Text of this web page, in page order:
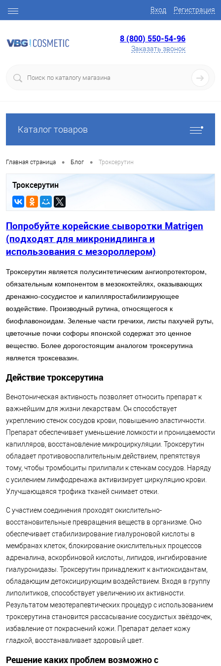
Вход Регистрация
8 (800) 550-54-96
Заказать звонок
Каталог товаров
Главная страница • Блог • Троксерутин
Троксерутин
Попробуйте корейские сыворотки Matrigen
(подходят для микронидлинга и
использования с мезороллером)
Троксерутин является полусинтетическим ангиопротектором,
обязательным компонентом в мезококтейлях, оказывающих
дренажно-сосудистое и капилляростабилизирующее
воздействие. Производный рутина, относящегося к
биофлавоноидам. Зеленые части гречихи, листы пахучей руты,
цветочные почки софоры японской содержат это ценное
вещество. Более дорогостоящим аналогом троксерутина
является троксевазин.
Действие троксерутина
Венотоническая активность позволяет относить препарат к
важнейшим для жизни лекарствам. Он способствует
укреплению стенок сосудов крови, повышению эластичности.
Препарат обеспечивает уменьшение ломкости и проницаемости
капилляров, восстановление микроциркуляции. Троксерутин
обладает противовоспалительным действием, препятствуя
тому, чтобы тромбоциты прилипали к стенкам сосудов. Наряду
с усилением лимфодренажа активизирует циркуляцию крови.
Улучшающаяся трофика тканей снимает отеки.
С участием соединения проходят окислительно-
восстановительные превращения веществ в организме. Оно
обеспечивает стабилизирование гиалуроновой кислоты в
мембранах клеток, блокирование окислительных процессов
адреналина, аскорбиновой кислоты, липидов, ингибирование
гиалуронидазы. Троксерутин принадлежит к антиоксидантам,
обладающим детоксицирующим воздействием. Входя в группу
липолитиков, способствует увеличению их активности.
Результатом мезотерапевтических процедур с использованием
троксерутина становится рассасывание сосудистых звёздочек,
избавление от покраснений кожи. Препарат делает кожу
гладкой, восстанавливает здоровый цвет.
Решение каких проблем возможно с